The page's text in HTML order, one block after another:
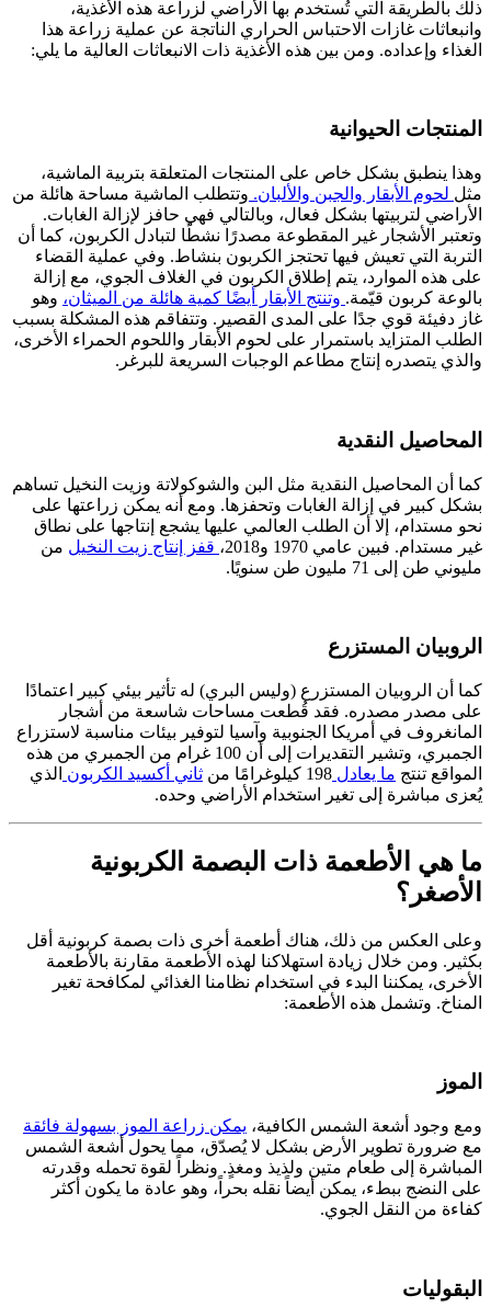
ذلك بالطريقة التي تُستخدم بها الأراضي لزراعة هذه الأغذية،
وانبعاثات غازات الاحتباس الحراري الناتجة عن عملية زراعة هذا
الغذاء وإعداده. ومن بين هذه الأغذية ذات الانبعاثات العالية ما يلي:
المنتجات الحيوانية
وهذا ينطبق بشكل خاص على المنتجات المتعلقة بتربية الماشية،
مثل لحوم الأبقار والجبن والألبان. وتتطلب الماشية مساحة هائلة من
الأراضي لتربيتها بشكل فعال، وبالتالي فهي حافز لإزالة الغابات.
وتعتبر الأشجار غير المقطوعة مصدرًا نشطًا لتبادل الكربون، كما أن
التربة التي تعيش فيها تحتجز الكربون بنشاط. وفي عملية القضاء
على هذه الموارد، يتم إطلاق الكربون في الغلاف الجوي، مع إزالة
بالوعة كربون قيّمة. وتنتج الأبقار أيضًا كمية هائلة من الميثان، وهو
غاز دفيئة قوي جدًا على المدى القصير. وتتفاقم هذه المشكلة بسبب
الطلب المتزايد باستمرار على لحوم الأبقار واللحوم الحمراء الأخرى،
والذي يتصدره إنتاج مطاعم الوجبات السريعة للبرغر.
المحاصيل النقدية
كما أن المحاصيل النقدية مثل البن والشوكولاتة وزيت النخيل تساهم
بشكل كبير في إزالة الغابات وتحفزها. ومع أنه يمكن زراعتها على
نحو مستدام، إلا أن الطلب العالمي عليها يشجع إنتاجها على نطاق
غير مستدام. فبين عامي 1970 و2018،
قفز إنتاج زيت النخيل من
مليوني طن إلى 71 مليون طن سنويًا.
الروبيان المستزرع
كما أن الروبيان المستزرع (وليس البري) له تأثير بيئي كبير اعتمادًا
على مصدر مصدره. فقد قُطعت مساحات شاسعة من أشجار
المانغروف في أمريكا الجنوبية وآسيا لتوفير بيئات مناسبة لاستزراع
الجمبري، وتشير التقديرات إلى أن 100 غرام من الجمبري من هذه
المواقع تنتج ما يعادل 198 كيلوغرامًا من ثاني أكسيد الكربون الذي
يُعزى مباشرة إلى تغير استخدام الأراضي وحده.
ما هي الأطعمة ذات البصمة الكربونية
الأصغر؟
وعلى العكس من ذلك، هناك أطعمة أخرى ذات بصمة كربونية أقل
بكثير. ومن خلال زيادة استهلاكنا لهذه الأطعمة مقارنة بالأطعمة
الأخرى، يمكننا البدء في استخدام نظامنا الغذائي لمكافحة تغير
المناخ. وتشمل هذه الأطعمة:
الموز
ومع وجود أشعة الشمس الكافية، يمكن زراعة الموز بسهولة فائقة
مع ضرورة تطوير الأرض بشكل لا يُصدّق، مما يحول أشعة الشمس
المباشرة إلى طعام متين ولذيذ ومغذٍ. ونظراً لقوة تحمله وقدرته
على النضج ببطء، يمكن أيضاً نقله بحراً، وهو عادة ما يكون أكثر
كفاءة من النقل الجوي.
البقوليات